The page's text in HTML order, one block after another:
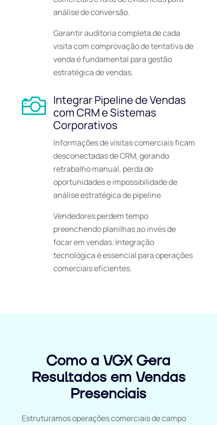
análise de conversão.
Garantir auditoria completa de cada
visita com comprovação de tentativa de
venda é fundamental para gestão
estratégica de vendas.
 Integrar Pipeline de Vendas
com CRM e Sistemas
Corporativos
Informações de visitas comerciais ficam
desconectadas de CRM, gerando
retrabalho manual, perda de
oportunidades e impossibilidade de
análise estratégica de pipeline.
Vendedores perdem tempo
preenchendo planilhas ao invés de
focar em vendas. Integração
tecnológica é essencial para operações
comerciais eficientes.
Como a VGX Gera
Resultados em Vendas
Presenciais
Estruturamos operações comerciais de campo